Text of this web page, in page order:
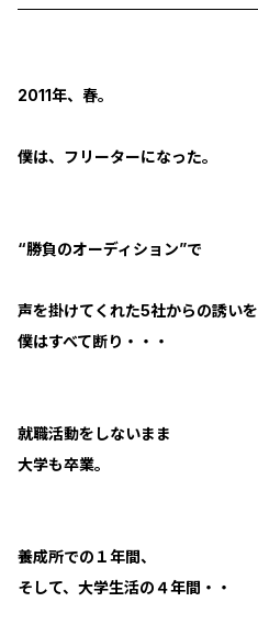
2011年、春。
僕は、フリーターになった。
“勝負のオーディション”で
声を掛けてくれた5社からの誘いを
僕はすべて断り・・・
就職活動をしないまま
大学も卒業。
養成所での１年間、
そして、大学生活の４年間・・